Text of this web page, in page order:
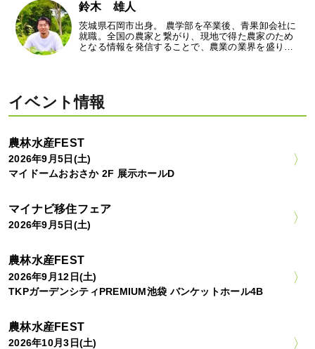
鈴木 雄人
茨城県石岡市出身。 農学部を卒業後、青果卸会社に
就職。全国の農家と繋がり、現地で得た農家のため
となる情報を発信することで、農業の業界を盛り…
イベント情報
農林水産FEST
2026年9月5日(土)
マイドームおおさか 2F 展示ホールD
マイナビ移住フェア
2026年9月5日(土)
農林水産FEST
2026年9月12日(土)
TKPガーデンシティPREMIUM池袋 バンケットホール4B
農林水産FEST
2026年10月3日(土)